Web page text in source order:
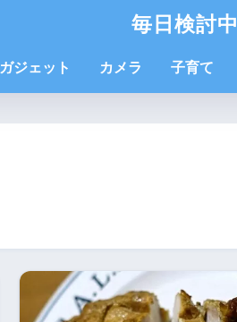
毎日検討中
ガジェット カメラ 子育て